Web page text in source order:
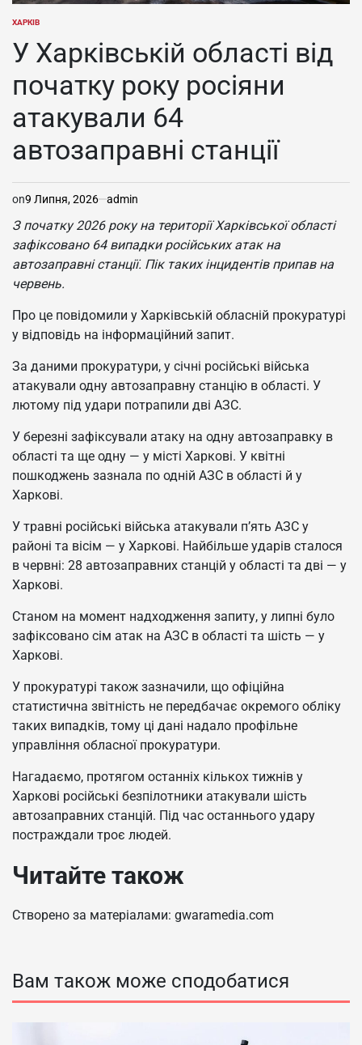
ОПУБЛІКУВАТИ
ХАРКІВ
У Харківській області від
початку року росіяни
атакували 64
автозаправні станції
on9 Липня, 2026 admin
З початку 2026 року на території Харківської області
зафіксовано 64 випадки російських атак на
автозаправні станції. Пік таких інцидентів припав на
червень.
Про це повідомили у Харківській обласній прокуратурі
у відповідь на інформаційний запит.
За даними прокуратури, у січні російські війська
атакували одну автозаправну станцію в області. У
лютому під удари потрапили дві АЗС.
У березні зафіксували атаку на одну автозаправку в
області та ще одну — у місті Харкові. У квітні
пошкоджень зазнала по одній АЗС в області й у
Харкові.
У травні російські війська атакували п’ять АЗС у
районі та вісім — у Харкові. Найбільше ударів сталося
в червні: 28 автозаправних станцій у області та дві — у
Харкові.
Станом на момент надходження запиту, у липні було
зафіксовано сім атак на АЗС в області та шість — у
Харкові.
У прокуратурі також зазначили, що офіційна
статистична звітність не передбачає окремого обліку
таких випадків, тому ці дані надало профільне
управління обласної прокуратури.
Нагадаємо, протягом останніх кількох тижнів у
Харкові російські безпілотники атакували шість
автозаправних станцій. Під час останнього удару
постраждали троє людей.
Читайте також
Створено за матеріалами: gwaramedia.com
Вам також може сподобатися